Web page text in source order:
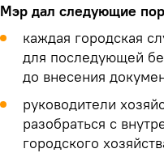
Мэр дал следующие
каждая городская
для последующей
до внесения
руководители
разобраться с
городского